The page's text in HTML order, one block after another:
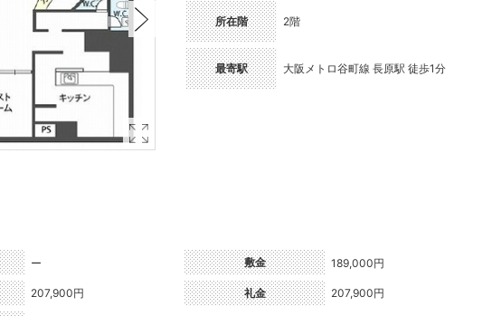
所在階 2階
最寄駅 大阪メトロ谷町線 長原駅 徒歩1分
ー
207,900円
敷金 189,000円
礼金 207,900円